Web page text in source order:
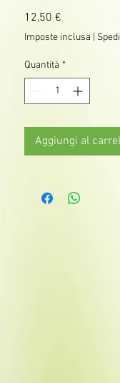
12,50 €
Imposte inclusa |
Quantità *
Aggiungi al